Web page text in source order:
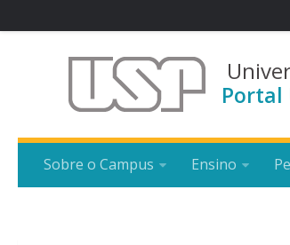
Portal
Sobre o Campus Ensino